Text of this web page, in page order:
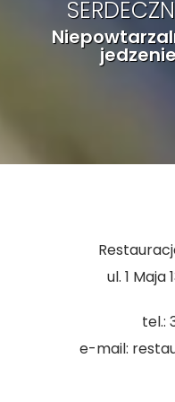
ul. 1 Maja
tel.:
e-mail: